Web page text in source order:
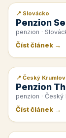
📰 PR článek
📍 Slovácko
Penzion
penzion ·
Číst článek →
📰 PR článek
📍 Český Krumlov
Penzion
penzion · Český
Číst článek →